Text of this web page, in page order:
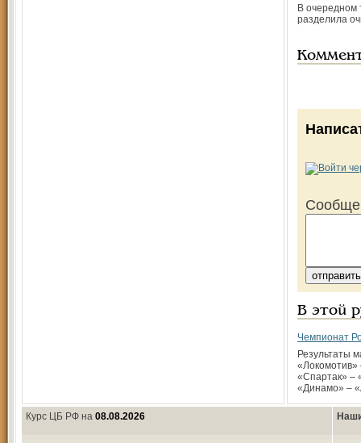
В очередном
разделила
В этой
Чемпионат
Результаты
«Спартак» –
«Динамо» –
Курс ЦБ РФ на 08.08.2026